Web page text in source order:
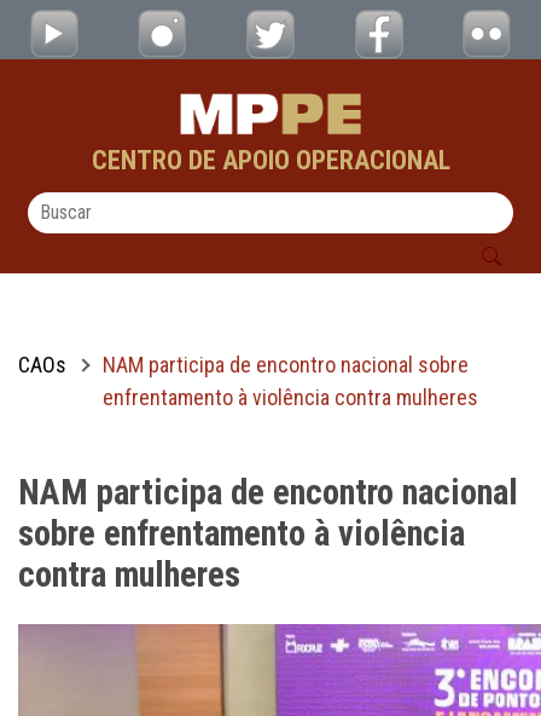
Pular para o Conteúdo principal
NAM participa de encontro nacional sobre
CENTRO DE APOIO OPERACIONAL
CAOs
NAM participa de encontro nacional sobre
enfrentamento à violência contra mulheres
NAM participa de encontro nacional
sobre enfrentamento à violência
contra mulheres